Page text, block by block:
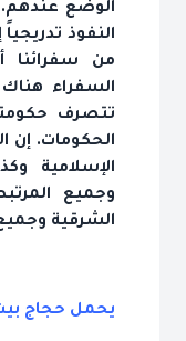
الوضع
النفوذ
من سفرائنا
السفراء
تتصرف
الحكومات. إن
الإسلامية
وجميع
الشرقية
يحمل حجاج بيت